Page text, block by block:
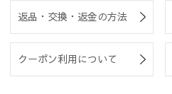
返品・交換・返金の方法
クーポン利用について